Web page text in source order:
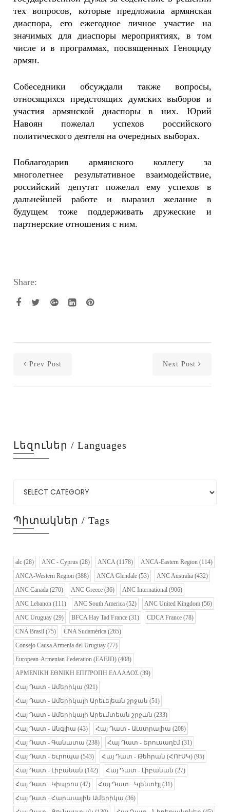
тех вопросов, которые предложила армянская
диаспора, его ежегодное личное участие на
значимых для диаспоры мероприятиях, в том
числе и в программах, посвященных Геноциду
армян.
Собеседники обсуждали также вопросы,
относящихся предстоящих думских выборов и
участия армянской диаспоры в них. Юрий
Навоян пожелал успехов российского
политического деятеля на очередных выборах.
Поблагодарив армянского коллегу за
многолетнее результативное взаимодействие,
российский депутат пожелал ему успехов в
дальнейшей работе и выразил желание в
будущем тоже поддерживать дружеские и
партнерские отношения с ним.
Share:
Prev Post Next Post
Լեզուներ / Languages
Պիտակներ / Tags
alc (28) ANC - Cyprus (28) ANCA (1178) ANCA-Eastern Region (114)
ANCA-Western Region (388) ANCA Glendale (53) ANC Australia (432)
ANC Canada (270) ANC Greece (36) ANC International (906)
ANC Lebanon (111) ANC South America (52) ANC United Kingdom (56)
ANC Uruguay (29) BFCA Hay Tad France (31) CDCA France (78)
CNA Brasil (75) CNA Sudamérica (265)
Consejo Causa Armenia del Uruguay (77)
European-Armenian Federation (EAFJD) (408)
ΑΡΜΕΝΙΚΗ ΕΘΝΙΚΗ ΕΠΙΤΡΟΠΗ ΕΛΛΑΔΟΣ (39)
Հայ Դատ - Ամերիկա (921)
Հայ Դատ - Ամերիկայի Արեւելեան շրջան (51)
Հայ Դատ - Ամերիկայի Արեւմտեան շրջան (233)
Հայ Դատ - Անգլիա (43) Հայ Դատ - Աւստրալիա (208)
Հայ Դատ - Գանատա (238) Հայ Դատ - Երուսաղէմ (31)
Հայ Դատ - Եւրոպա (543) Հայ Դատ - Թեհրան (ՀՈՒՍԿ) (95)
Հայ Դատ - Լիբանան (142) Հայ Դատ - Լիբանան (27)
Հայ Դատ - Կիպրոս (47) Հայ Դատ - Կլենտէյլ (31)
Հայ Դատ - Հարաւային Ամերիկա (36)